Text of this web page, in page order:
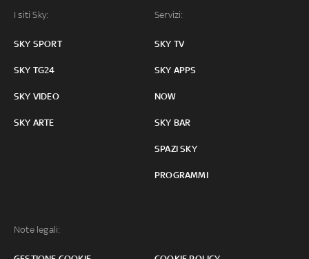
I siti Sky:
SKY SPORT
SKY TG24
SKY VIDEO
SKY ARTE
Servizi:
SKY TV
SKY APPS
NOW
SKY BAR
SPAZI SKY
PROGRAMMI
Note legali: